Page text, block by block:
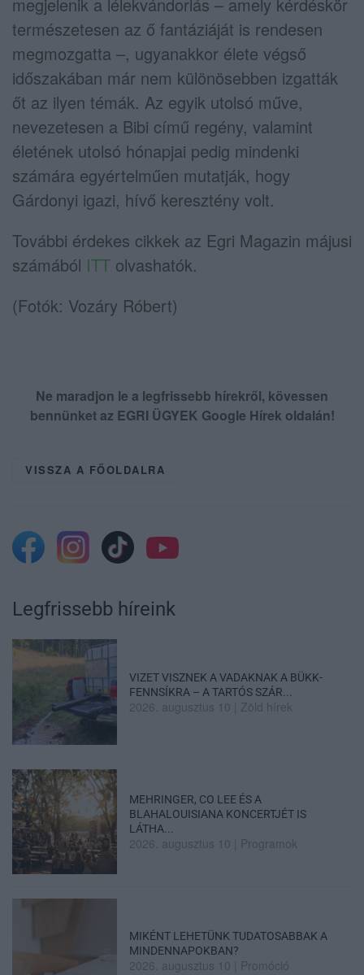
megjelenik a lélekvándorlás – amely kérdéskör
természetesen az ő fantáziáját is rendesen
megmozgatta –, ugyanakkor élete végső
időszakában már nem különösebben izgatták
őt az ilyen témák. Az egyik utolsó műve,
nevezetesen a Bibi című regény, valamint
életének utolsó hónapjai pedig mindenki
számára egyértelműen mutatják, hogy
Gárdonyi igazi, hívő keresztény volt.
További érdekes cikkek az Egri Magazin májusi
számából ITT olvashatók.
(Fotók: Vozáry Róbert)
Ne maradjon le a legfrissebb hírekről, kövessen
bennünket az EGRI ÜGYEK Google Hírek oldalán!
VISSZA A FŐOLDALRA
Legfrissebb híreink
VIZET VISZNEK A VADAKNAK A BÜKK-
FENNSÍKRA – A TARTÓS SZÁR...
2026. augusztus 10 Zöld hírek
MEHRINGER, CO LEE ÉS A
BLAHALOUISIANA KONCERTJÉT IS
LÁTHA...
2026. augusztus 10 Programok
MIKÉNT LEHETÜNK TUDATOSABBAK A
MINDENNAPOKBAN?
2026. augusztus 10 Promóció